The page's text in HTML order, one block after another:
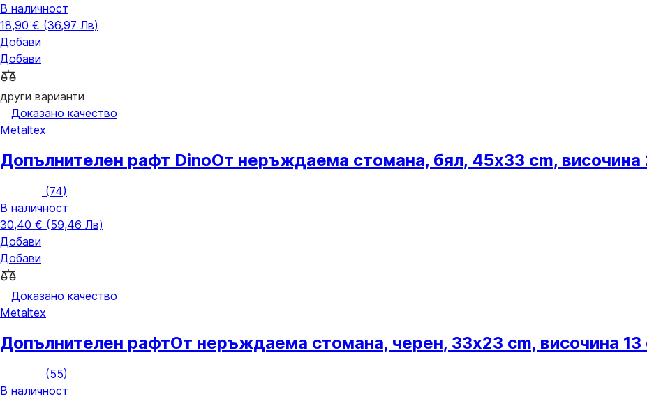
В наличност
18,90 € (36,97 Лв)
Добави
Добави
други варианти
Доказано качество
Metaltex
Допълнителен рафт DinoОт неръждаема стомана, бял, 45x33 cm, височина
(74)
В наличност
30,40 € (59,46 Лв)
Добави
Добави
Доказано качество
Metaltex
Допълнителен рафтОт неръждаема стомана, черен, 33x23 cm, височина 13
(55)
В наличност